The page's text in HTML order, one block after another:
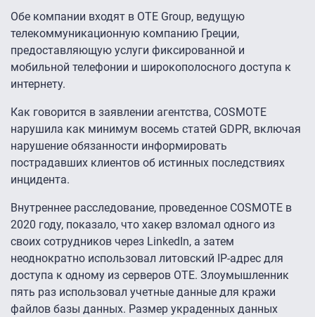
Обе компании входят в OTE Group, ведущую
телекоммуникационную компанию Греции,
предоставляющую услуги фиксированной и
мобильной телефонии и широкополосного доступа к
интернету.
Как говорится в заявлении агентства, COSMOTE
нарушила как минимум восемь статей GDPR, включая
нарушение обязанности информировать
пострадавших клиентов об истинных последствиях
инцидента.
Внутреннее расследование, проведенное COSMOTE в
2020 году, показало, что хакер взломал одного из
своих сотрудников через LinkedIn, а затем
неоднократно использовал литовский IP-адрес для
доступа к одному из серверов ОТЕ. Злоумышленник
пять раз использовал учетные данные для кражи
файлов базы данных. Размер украденных данных